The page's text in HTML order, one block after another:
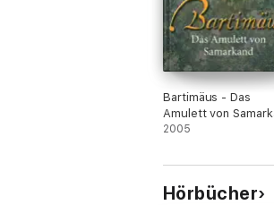
Bartimäus - Das
Amulett von
2005
Hörbücher